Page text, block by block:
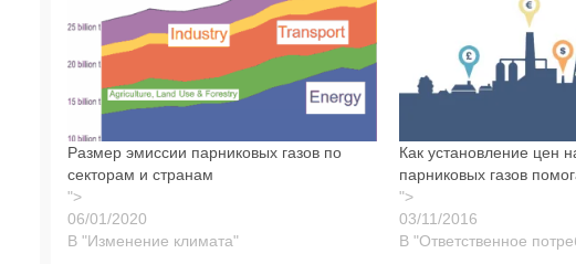
Размер эмиссии парниковых газов по
секторам и странам
">
В "Изменение климата"
Как установление цен
парниковых газов
">
В "Ответственное